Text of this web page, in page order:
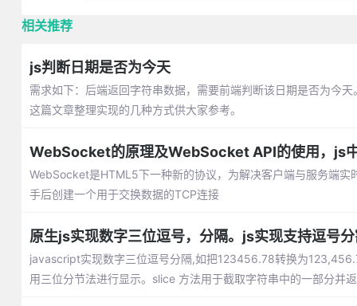
相关推荐
js判断日期是否为今天
需求如下：后端返回字符串数据，需要前端判断该日期是否为今
这篇文章整理实现的几种方式供大家参考。
WebSocket的原理及WebSocket API的使用，js
WebSocket是HTML5下一种新的协议，为解决客户端与服务端
手后创建一个用于交换数据的TCP连接
原生js实现数字三位逗号，分隔。js实现支持逗号
javascript实现数字三位逗号分隔,如把123456.78转换为
用三位分节法进行显示。slice 方法用于截取字符串中的一部分并